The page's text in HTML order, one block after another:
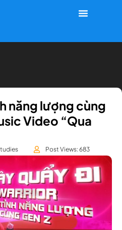
năng lượng cùng
Video “Qua
Post Views: 683